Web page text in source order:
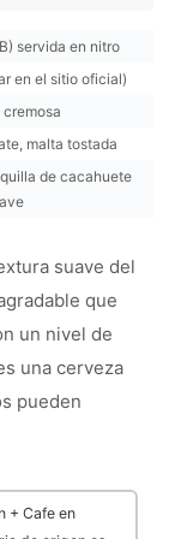
servida en nitro
en el sitio oficial)
malta tostada
de cacahuete
suave del
que
un nivel de
una cerveza
pueden
+ Cafe en